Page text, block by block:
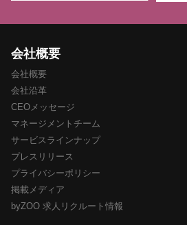
会社概要
会社概要
会社沿革
CEOメッセージ
マネージメントチーム
サービスラインナップ
プレスリリース
プライバシーポリシー
掲載メディア
byZOO 求人リクルート情報